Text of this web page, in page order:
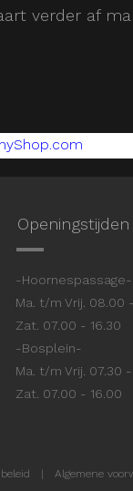
verder af
Openingstijden
-Hoornespassage-
Ma. t/m Vrij. 08.00
Zat. 07.00 - 16.30
-Bosplein-
Ma. t/m Vrij. 07.30
Zat. 07.00 - 16.00
|Algemene